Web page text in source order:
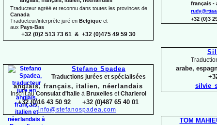
français -
+32 (0)3
arabe,
TOM
Traducteur agréé et reconnu dans toutes les provinces de
Canada
Traducteur/interprète juré en Belgique et
aux Pays-Bas
+32 (0)2 513 73 61 & +32 (0)475 49 59 30
Stefano Spadea
Traductions jurées et spécialisées
anglais, français, italien, néerlandais
Inscrit auConsulat d'Italieà Bruxelles etCharleroi
+32 (0)16 43 50 92 +32 (0)487 65 40 01
info@stefanospadea.com